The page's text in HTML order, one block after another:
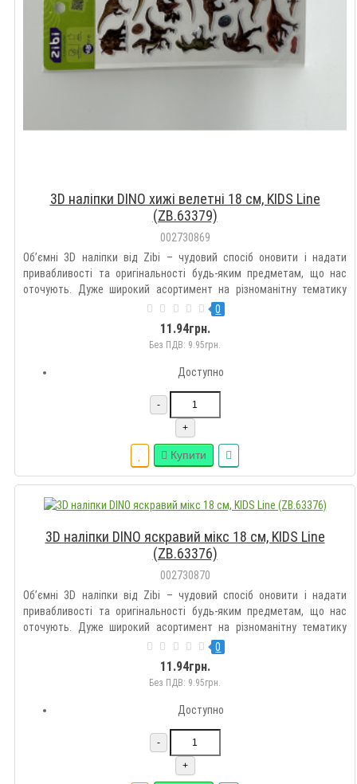
3D наліпки DINO хижі велетні 18 см, KIDS Line
(ZB.63379)
002730869
Об’ємні 3D наліпки від Zibi – чудовий спосіб оновити і надати
привабливості та оригінальності будь-яким предметам, що нас
оточують. Дуже широкий асортимент на різноманітну тематику
дозволить підібрати такі наклейки кожному на свій смак.
Оздоблюйте гаджети, зошити, блокноти, щоденники, пенали,
0
11.94грн.
Без ПДВ: 9.95грн.
Доступно
-
+
Купити
3D наліпки DINO яскравий мікс 18 см, KIDS Line
(ZB.63376)
002730870
Об’ємні 3D наліпки від Zibi – чудовий спосіб оновити і надати
привабливості та оригінальності будь-яким предметам, що нас
оточують. Дуже широкий асортимент на різноманітну тематику
дозволить підібрати такі наклейки кожному на свій смак.
Оздоблюйте гаджети, зошити, блокноти, щоденники, пенали,
0
11.94грн.
Без ПДВ: 9.95грн.
Доступно
-
+